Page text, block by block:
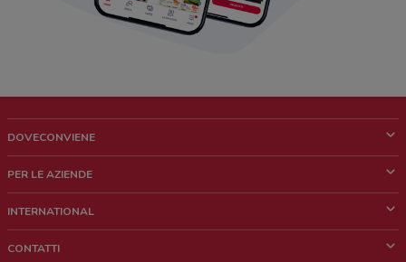
DOVECONVIENE
Chi siamo
Lavora con noi
PER LE AZIENDE
Richieste commerciali e marketing
INTERNATIONAL
CONTATTI